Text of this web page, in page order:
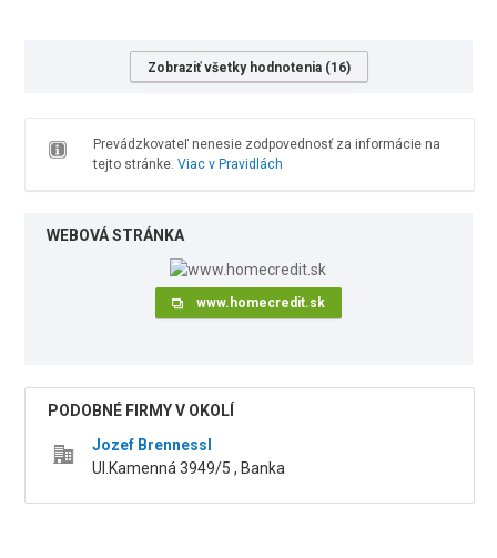
Zobraziť všetky hodnotenia (16)
Prevádzkovateľ nenesie zodpovednosť za informácie na
tejto stránke. Viac v Pravidlách
WEBOVÁ STRÁNKA
www.homecredit.sk
PODOBNÉ FIRMY V OKOLÍ
Jozef Brennessl
Ul.Kamenná 3949/5 , Banka